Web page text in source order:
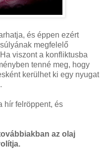
és éppen ezért
megfelelő
viszont a konfliktusba
tenné meg, hogy
kerülhet ki egy nyugat
hír felröppent, és
az olaj